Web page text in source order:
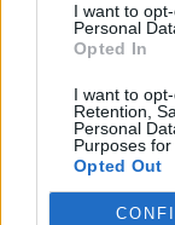
I want to
Personal
Opted In
I want to
Retention,
Personal
Purposes for
Opted Out
Žinios | Lietuvos
„Pagarba
prisiminimais
Žinios | Lietuvos